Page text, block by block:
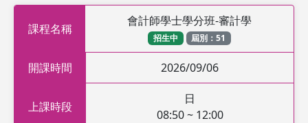
課程名稱
會計師學士學分班-審計學
招生中 屆別：51
開課時間 2026/09/06
上課時段
日
08:50 ~ 12:00